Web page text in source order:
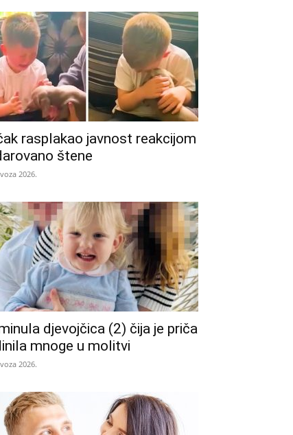
rasplakao javnost reakcijom
štene
2026.
djevojčica (2) čija je priča
mnoge u molitvi
2026.